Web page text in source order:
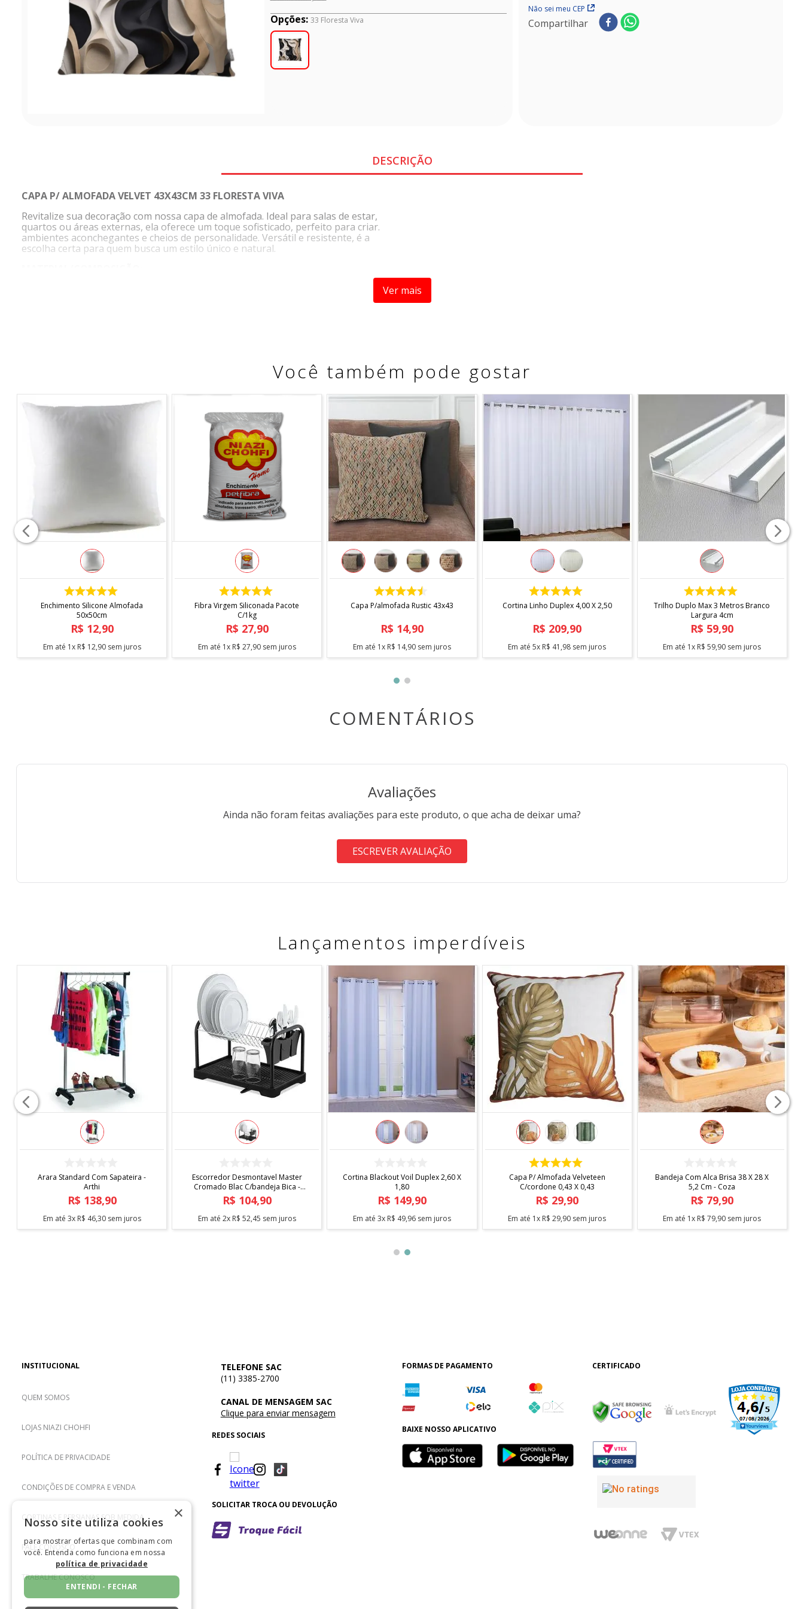
Opções: 33 Floresta Viva
Não sei meu CEP
Compartilhar
DESCRIÇÃO
CAPA P/ ALMOFADA VELVET 43X43CM 33 FLORESTA VIVA
Revitalize sua decoração com nossa capa de almofada. Ideal para salas de estar,
quartos ou áreas externas, ela oferece um toque sofisticado, perfeito para criar.
ambientes aconchegantes e cheios de personalidade. Versátil e resistente, é a
escolha certa para quem busca um estilo único e natural.
Imagens meramente ilustrativas!
As cores e detalhes podem variar entre as imagens
mostradas acima e o produto físico.
Ver mais
Você também pode gostar
COMPRAR
Enchimento Silicone Almofada
50x50cm
R$ 12,90
Em até 1x R$ 12,90sem juros
COMPRAR
Fibra Virgem Siliconada Pacote
C/1kg
R$ 27,90
Em até 1x R$ 27,90sem juros
COMPRAR
Capa P/almofada Rustic 43x43
R$ 14,90
Em até 1x R$ 14,90 sem juros
COMPRAR
Cortina Linho Duplex 4,00 X 2,50
R$ 209,90
Em até5x R$ 41,98 sem juros
COMPRAR
Trilho Duplo Max 3 Metros Branco
Largura 4cm
R$ 59,90
Em até 1x R$ 59,90 sem juros
COMENTÁRIOS
Avaliações
Ainda não foram feitas avaliações para este produto, o que acha de deixar uma?
ESCREVER AVALIAÇÃO
Lançamentos imperdíveis
Capa de Cadeira Malha
Estampada
R$ 19,90
Em até 1x R$ 19,90sem juros
Tapete Elysia 1,00 X 1,40
R$ 219,90
Em até 5x R$ 43,98 sem juros
Fita Antiderrapante Para Tapetes
1,20m
R$ 12,90
Em até 1x R$ 12,90sem juros
COMPRAR
Arara Standard Com Sapateira -
Arthi
R$ 138,90
Em até 3x R$ 46,30 sem juros
Escorredor Desmontavel Master
Cromado Blac C/bandeja Bica -
Arthi
R$ 104,90
Em até 2x R$ 52,45 sem juros
INSTITUCIONAL
QUEM SOMOS
LOJAS NIAZI CHOHFI
POLÍTICA DE PRIVACIDADE
CONDIÇÕES DE COMPRA E VENDA
CORTINAS E PERSIANAS SOB MEDIDA
FALE CONOSCO
TRABALHE CONOSCO
TELEFONE SAC
(11) 3385-2700
CANAL DE MENSAGEM SAC
Clique para enviar mensagem
REDES SOCIAIS
SOLICITAR TROCA OU DEVOLUÇÃO
FORMAS DE PAGAMENTO
BAIXE NOSSO APLICATIVO
CERTIFICADO
×
Nosso site utiliza cookies
para mostrar ofertas que combinam com
você. Entenda como funciona em nossa
política de privacidade
ENTENDI - FECHAR